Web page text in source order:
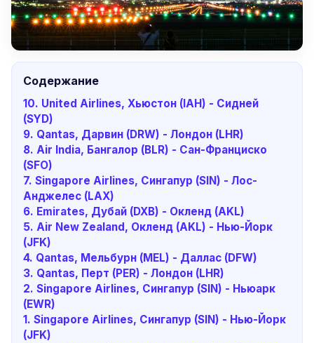
Содержание
10. United Airlines, Хьюстон (IAH) - Сидней
(SYD)
9. Qantas, Дарвин (DRW) - Лондон (LHR)
8. Air India, Бангалор (BLR) - Сан-Франциско
(SFO)
7. Singapore Airlines, Сингапур (SIN) - Лос-
Анджелес (LAX)
6. Emirates, Дубай (DXB) - Окленд (AKL)
5. Air New Zealand, Окленд (AKL) - Нью-Йорк
(JFK)
4. Qantas, Мельбурн (MEL) - Даллас (DFW)
3. Qantas, Перт (PER) - Лондон (LHR)
2. Singapore Airlines, Сингапур (SIN) - Ньюарк
(EWR)
1. Singapore Airlines, Сингапур (SIN) - Нью-Йорк
(JFK)